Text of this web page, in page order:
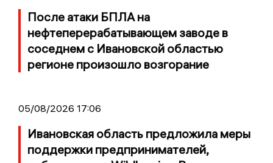
После атаки БПЛА на
нефтеперерабатывающем заводе в
соседнем с Ивановской областью
регионе произошло возгорание
05/08/2026 17:06
Ивановская область предложила меры
поддержки предпринимателей,